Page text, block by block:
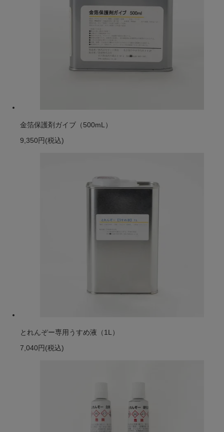
金箔保護剤ガイブ（500mL）
9,350円 (税込)
とれんぞー専用うすめ液（1L）
7,040円 (税込)